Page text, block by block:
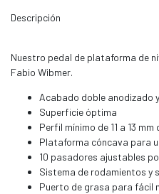
Descripción
Nuestro pedal de plataforma de
Fabio Wibmer.
Acabado doble anodizado
Superficie óptima
Perfil mínimo de 11 a 13 mm
Plataforma cóncava para
10 pasadores ajustables
Sistema de rodamientos y
Puerto de grasa para fácil